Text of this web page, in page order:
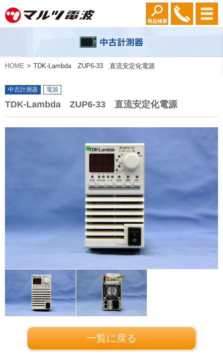
商品検索
HOME TDK-Lambda ZUP6-33 直流安定化電源
中古計測器 電源
TDK-Lambda ZUP6-33 直流安定化電源
一覧に戻る